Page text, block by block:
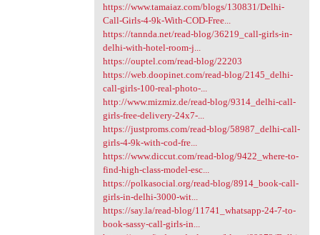
https://www.tamaiaz.com/blogs/130831/Delhi-
Call-Girls-4-9k-With-COD-Free...
https://tannda.net/read-blog/36219_call-girls-in-
delhi-with-hotel-room-j...
https://ouptel.com/read-blog/22203
https://web.doopinet.com/read-blog/2145_delhi-
call-girls-100-real-photo-...
http://www.mizmiz.de/read-blog/9314_delhi-call-
girls-free-delivery-24x7-...
https://justproms.com/read-blog/58987_delhi-call-
girls-4-9k-with-cod-fre...
https://www.diccut.com/read-blog/9422_where-to-
find-high-class-model-esc...
https://polkasocial.org/read-blog/8914_book-call-
girls-in-delhi-3000-wit...
https://say.la/read-blog/11741_whatsapp-24-7-to-
book-sassy-call-girls-in...